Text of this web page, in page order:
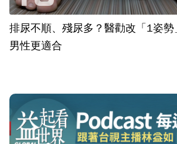
排尿不順、殘尿多？醫勸改「1姿
男性更適合